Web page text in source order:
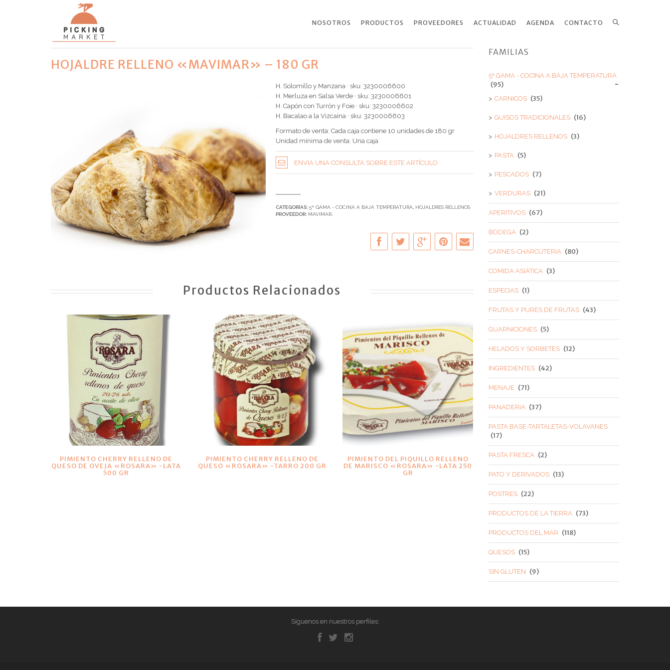
NOSOTROS PRODUCTOS PROVEEDORES ACTUALIDAD AGENDA CONTACTO
HOJALDRE RELLENO «MAVIMAR» – 180 GR
H. Solomillo y Manzana · sku: 3230006600
H. Merluza en Salsa Verde · sku: 3230006601
H. Capón con Turrón y Foie · sku: 3230006602
H. Bacalao a la Vizcaína · sku: 3230006603
Formato de venta: Cada caja contiene 10 unidades de 180 gr
Unidad mínima de venta: Una caja
ENVIA UNA CONSULTA SOBRE ESTE ARTÍCULO
CATEGORÍAS: 5ª GAMA - COCINA A BAJA TEMPERATURA
HOJALDRES RELLENOS
PROVEEDOR: MAVIMAR.
Productos Relacionados
PIMIENTO CHERRY RELLENO DE
QUESO DE OVEJA «ROSARA» -LATA
500 GR
PIMIENTO CHERRY RELLENO DE
QUESO «ROSARA» -TARRO 200 GR
PIMIENTO DEL PIQUILLO RELLENO
DE MARISCO «ROSARA» -LATA 250
GR
FAMILIAS
5ª GAMA - COCINA A BAJA TEMPERATURA
(95)
CARNICOS (35)
GUISOS TRADICIONALES (16)
HOJALDRES RELLENOS (3)
PASTA (5)
PESCADOS (7)
VERDURAS (21)
APERITIVOS (67)
BODEGA (2)
CARNES-CHARCUTERIA (80)
COMIDA ASIÁTICA (3)
ESPECIAS (1)
FRUTAS Y PURES DE FRUTAS (43)
GUARNICIONES (5)
HELADOS Y SORBETES (12)
INGREDIENTES (42)
MENAJE (71)
PANADERIA (37)
PASTA BASE-TARTALETAS-VOLAVANES
(17)
PASTA FRESCA (2)
PATO Y DERIVADOS (13)
POSTRES (22)
PRODUCTOS DE LA TIERRA (73)
PRODUCTOS DEL MAR (118)
QUESOS (15)
SIN GLUTEN (9)
Síguenos en nuestros perfiles: